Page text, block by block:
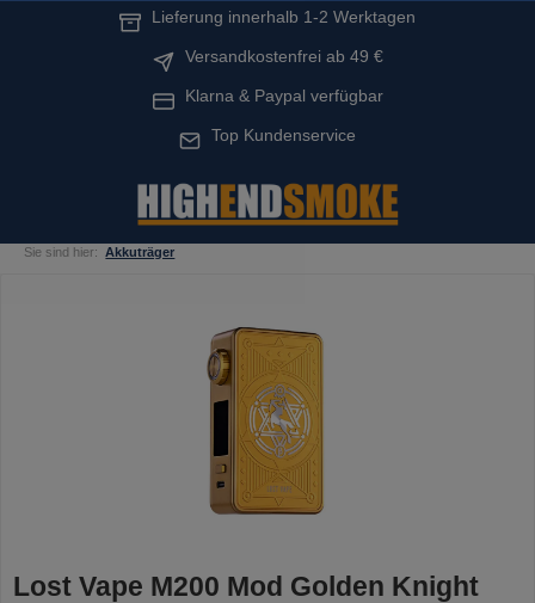
Lieferung innerhalb 1-2 Werktagen
Versandkostenfrei ab 49 €
Klarna & Paypal verfügbar
Top Kundenservice
Sie sind hier: Akkuträger
Lost Vape M200 Mod Golden Knight